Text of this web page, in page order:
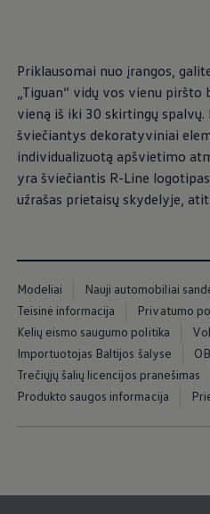
Interjero ir
Transportavimo
Pramogos ir
Suasmeninimas
Sieninė
Informacija klientams
Perdirbimas ir
Atšaukimo
Įspėjamieji ir
myVolkswagen
Takata oro pagalvių
, iš
Priklausomai nuo įrangos,
„Tiguan“ vidų vos vienu
vieną iš iki 30 skirtingų spalvų.
šviečiantys dekoratyviniai
individualizuotą apšvietimo
yra šviečiantis R-Line
užrašas prietaisų skydelyje,
Modeliai Nauji automobiliai
Teisinė informacija
Privatumo
Kelių eismo saugumo politika
Importuotojas Baltijos šalyse
Trečiųjų šalių licencijos pranešimas
Produkto saugos informacija